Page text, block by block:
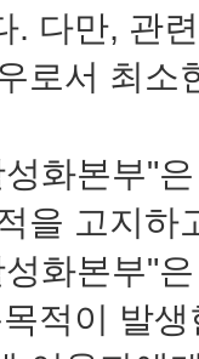
. 다만, 관
로서 최
화본부"
을 고지하
화본부"
적이 발